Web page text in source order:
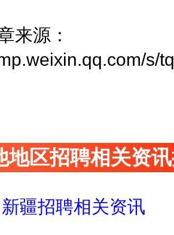
源：
s/
地区招聘相关资
新疆招聘相关资讯